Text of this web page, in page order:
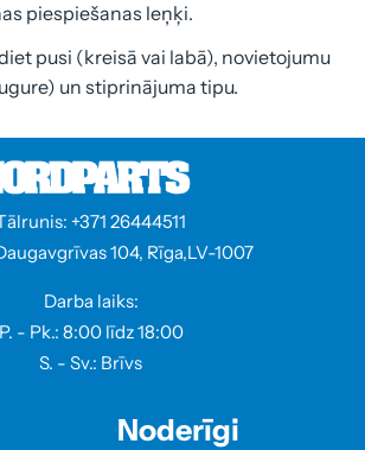
piespiešanas leņķi.
pusi (kreisā vai labā), novietojumu
un stiprinājuma tipu.
+371 26444511
104, Rīga,LV-1007
Darba laiks:
P. - Pk.: 8:00 līdz 18:00
S. - Sv.: Brīvs
Noderīgi